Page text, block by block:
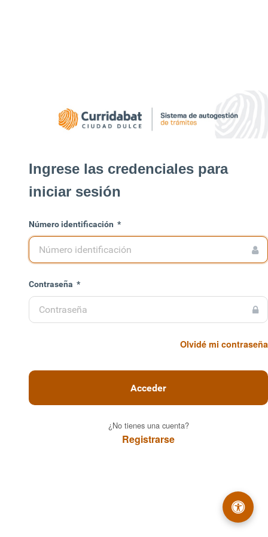
y
Ingrese las credenciales para
iniciar sesión
Número identificación *
Contraseña *
Olvidé mi contraseña
Acceder
¿No tienes una cuenta?
Registrarse